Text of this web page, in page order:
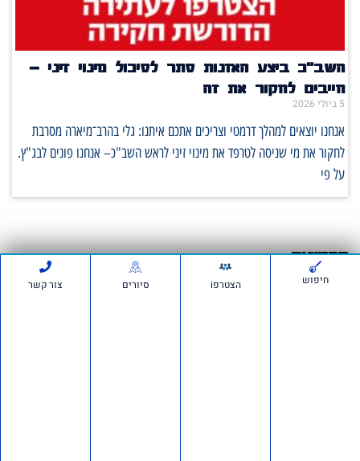
השב"כ ביצע האזנות סתר לסיכול מינוי זיני –
חייבים לחקור את זה
5 ביולי 2026
אנחנו יוצאים למהלך דרמטי וצריכים אתכם איתנו: גלי בהרב־מיארה מסרבת
לחקור את מי שניסה לטרפד את מינוי זיני לראש השב"כ– אנחנו פונים לבג"ץ.
על פי
סרטונים:
חיפוש הצטרפi סיורים צור קשר